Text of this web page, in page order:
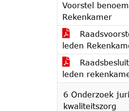
Voorstel
Rekenkamer
leden
leden
6 Onderzoek
kwaliteitszorg